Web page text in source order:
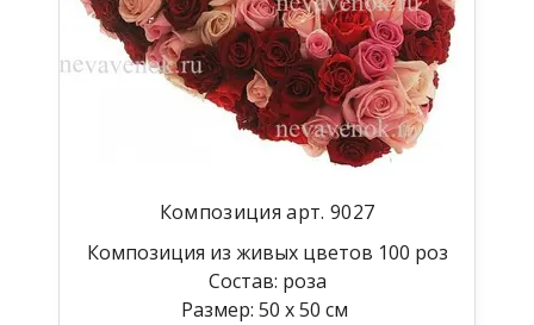
Композиция арт. 9027
Композиция из живых цветов 100 роз
Состав: роза
Размер: 50 х 50 см